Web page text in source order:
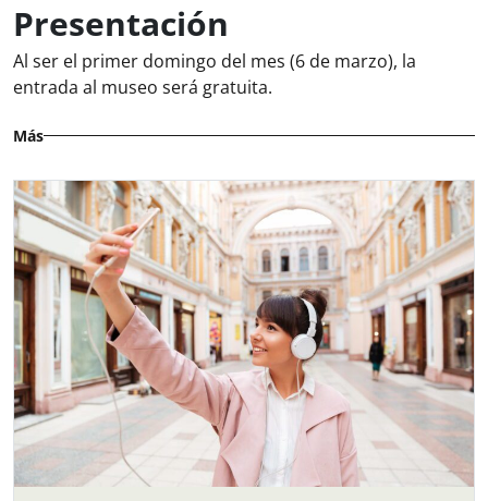
Presentación
Al ser el primer domingo del mes (6 de marzo), la
entrada al museo será gratuita.
Más